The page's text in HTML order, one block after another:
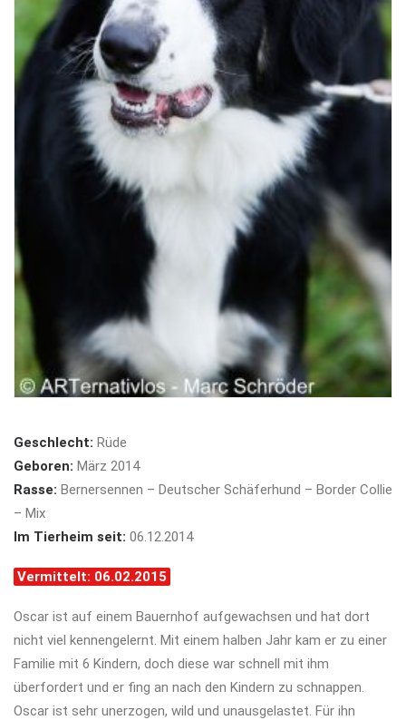
Geschlecht: Rüde
Geboren: März 2014
Rasse: Bernersennen – Deutscher Schäferhund – Border Collie
– Mix
Im Tierheim seit: 06.12.2014
Vermittelt: 06.02.2015
Oscar ist auf einem Bauernhof aufgewachsen und hat dort
nicht viel kennengelernt. Mit einem halben Jahr kam er zu einer
Familie mit 6 Kindern, doch diese war schnell mit ihm
überfordert und er fing an nach den Kindern zu schnappen.
Oscar ist sehr unerzogen, wild und unausgelastet. Für ihn